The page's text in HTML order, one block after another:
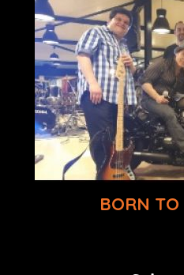
BORN